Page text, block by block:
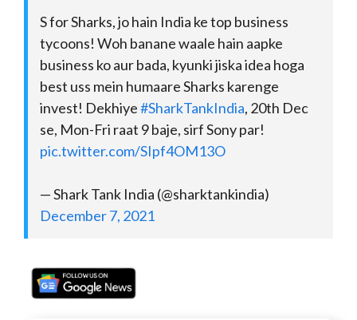
S for Sharks, jo hain India ke top business
tycoons! Woh banane waale hain aapke
business ko aur bada, kyunki jiska idea hoga
best uss mein humaare Sharks karenge
invest! Dekhiye#SharkTankIndia, 20th Dec
se, Mon-Fri raat 9 baje, sirf Sony par!
pic.twitter.com/SIpf4OM13O
— Shark Tank India (@sharktankindia)
December 7, 2021